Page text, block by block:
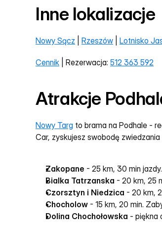
Inne lokalizacje
Nowy Sącz Rzeszów Lotnisko
Cennik | Rezerwacja: 512 363 592
Atrakcje
Nowy Targ to brama na Podhale -
Car, zyskujesz swobodę
Zakopane - 25 km, 30 min
Bialka Tatrzanska - 20 km, 25
Czorsztyn i Niedzica - 20 km,
Chocholow - 15 km, 20 min.
Dolina Chochołowska - piękna